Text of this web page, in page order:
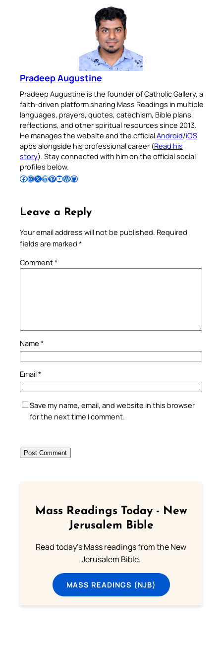
Pradeep Augustine
Pradeep Augustine is the founder of Catholic Gallery, a
faith-driven platform sharing Mass Readings in multiple
languages, prayers, quotes, catechism, Bible plans,
reflections, and other spiritual resources since 2013.
He manages the website and the officialAndroid/iOS
apps alongside his professional career (Read his
story). Stay connected with him on the official social
profiles below.
Follow Pradeep on Facebook Follow Pradeep on InstagramFollow Pradeep on X Follow Pradeep on LinkedIn Follow Pradeep on Pinterest Subscribe to Pradeep’s Youtube Channel Follow Pradeep on WordPress Follow Pradeep on GitHub
Leave a Reply
Your email address will not be published. Required
fields are marked *
Comment*
Name *
Email*
Save my name, email, and website in this browser
for the next time I comment.
Mass Readings Today - New
Jerusalem Bible
Read today's Mass readings from the New
Jerusalem Bible.
MASS READINGS (NJB)